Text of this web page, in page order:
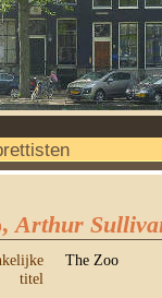
Arthur
titel
The Zoo